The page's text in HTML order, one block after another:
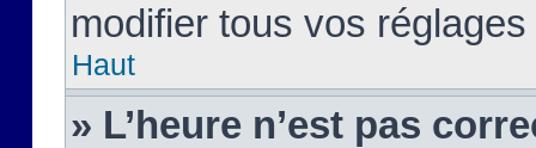
modifier tous vos
Haut
» L’heure n’est pas